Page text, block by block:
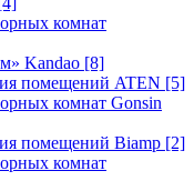
комнат
Kandao [8]
помещений ATEN [5]
комнат Gonsin
помещений Biamp [2]
комнат